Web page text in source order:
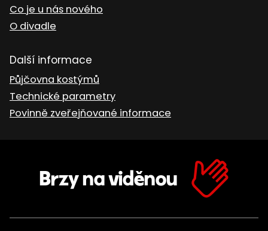
Co je u nás nového
O divadle
Další informace
Půjčovna kostýmů
Technické parametry
Povinně zveřejňované informace
Brzy na viděnou